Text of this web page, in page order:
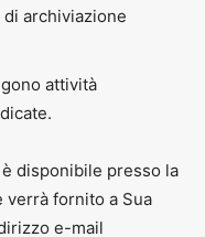
archiviazione
attività
disponibile presso la
verrà fornito a Sua
e-mail